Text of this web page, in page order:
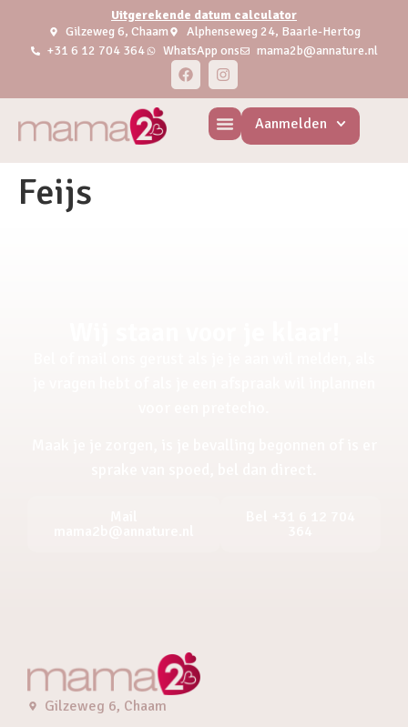
Uitgerekende datum calculator
Gilzeweg 6, Chaam
Alphenseweg 24, Baarle-Hertog
+31 6 12 704 364
WhatsApp ons mama2b@annature.nl
Aanmelden
Feijs
Gilzeweg 6, Chaam